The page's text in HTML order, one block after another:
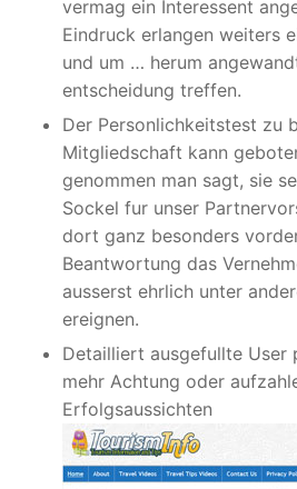
vermag ein Interessent
Eindruck erlangen weiters
und um … herum
entscheidung treffen.
Der Personlichkeitstest zu
Mitgliedschaft kann
genommen man sagt, sie
Sockel fur unser
dort ganz besonders
Beantwortung das
ausserst ehrlich unter
ereignen.
Detailliert ausgefullte User
mehr Achtung oder
Erfolgsaussichten